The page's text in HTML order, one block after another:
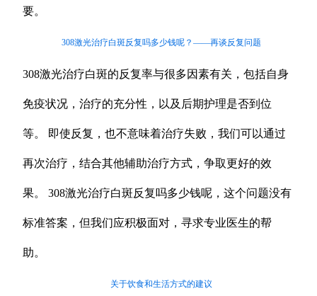
要。
308激光治疗白斑反复吗多少钱呢？——再谈反复问题
308激光治疗白斑的反复率与很多因素有关，包括自身
免疫状况，治疗的充分性，以及后期护理是否到位
等。 即使反复，也不意味着治疗失败，我们可以通过
再次治疗，结合其他辅助治疗方式，争取更好的效
果。 308激光治疗白斑反复吗多少钱呢，这个问题没有
标准答案，但我们应积极面对，寻求专业医生的帮
助。
关于饮食和生活方式的建议